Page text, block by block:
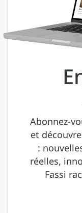
Abonnez-
et
:
réelles,
Fassi